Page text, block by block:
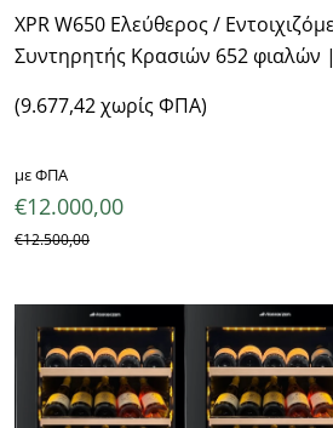
XPR W650 Ελεύθερος /
Συντηρητής Κρασιών 652
€12.500,00
€12.000,00
με ΦΠΑ
(9.677,42 χωρίς ΦΠΑ)